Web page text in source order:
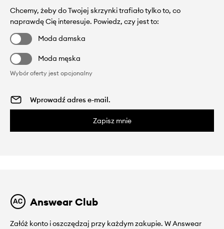
Chcemy, żeby do Twojej skrzynki trafiało tylko to, co
naprawdę Cię interesuje. Powiedz, czy jest to:
Moda damska
Moda męska
Wybór oferty jest opcjonalny
Zapisz mnie
Answear Club
Załóż konto i oszczędzaj przy każdym zakupie. W Answear